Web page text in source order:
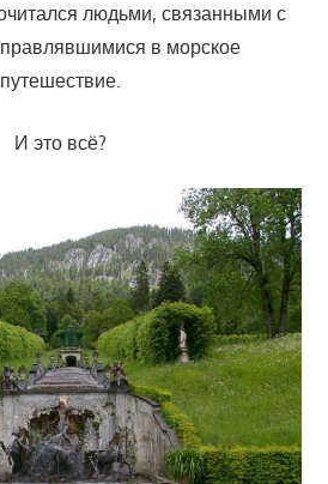
людьми, связанными с
в морское
путешествие.
И это всё?